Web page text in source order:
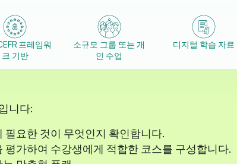
프레임워
크 기반
소규모 그룹 또는 개
인 수업
디지털 학습 자료
니다:
필요한 것이 무엇인지 확인합니다.
평가하여 수강생에게 적합한 코스를 구성합니다.